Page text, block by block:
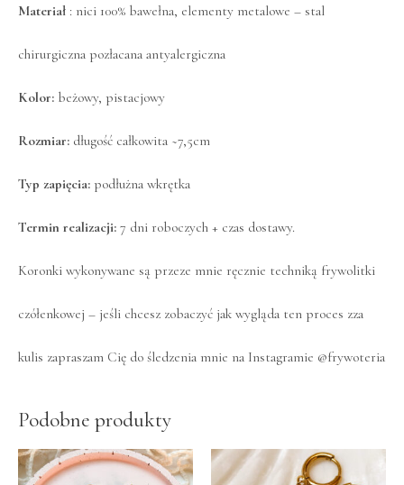
Materiał : nici 100% bawełna, elementy metalowe – stal
chirurgiczna pozłacana antyalergiczna
Kolor: beżowy, pistacjowy
Rozmiar: długość całkowita ~7,5cm
Typ zapięcia: podłużna wkrętka
Termin realizacji: 7 dni roboczych + czas dostawy.
Koronki wykonywane są przeze mnie ręcznie techniką frywolitki
czółenkowej – jeśli chcesz zobaczyć jak wygląda ten proces zza
kulis zapraszam Cię do śledzenia mnie na Instagramie @frywoteria
Podobne produkty